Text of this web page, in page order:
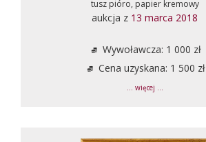
tusz pióro, papier kremowy
aukcja z 13 marca 2018
Wywoławcza: 1 000 zł
Cena uzyskana: 1 500 zł
... więcej ...